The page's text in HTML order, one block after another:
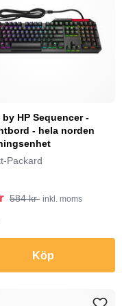
by HP Sequencer -
- hela norden
Packard
584 kr inkl. moms
Köp